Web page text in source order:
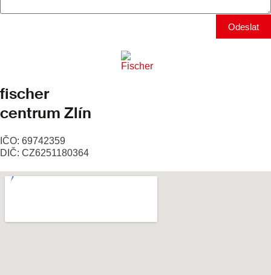
Odeslat
fischer
centrum Zlín
IČO: 69742359
DIČ: CZ6251180364